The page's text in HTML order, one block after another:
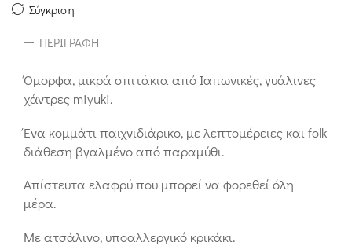
Σύγκριση
ΠΕΡΙΓΡΑΦΉ
Όμορφα, μικρά σπιτάκια από Ιαπωνικές, γυάλινες
χάντρες miyuki.
Ένα κομμάτι παιχνιδιάρικο, με λεπτομέρειες και folk
διάθεση βγαλμένο από παραμύθι.
Απίστευτα ελαφρύ που μπορεί να φορεθεί όλη
μέρα.
Με ατσάλινο, υποαλλεργικό κρικάκι.